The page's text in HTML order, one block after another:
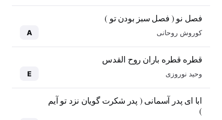
فصل نو ( فصل سبز بودن تو )
کوروش روحانی A
قطره قطره باران روح القدس
وحید نوروزی E
ابا ای پدر آسمانی ( پدر شکرت گویان نزد تو آیم
)